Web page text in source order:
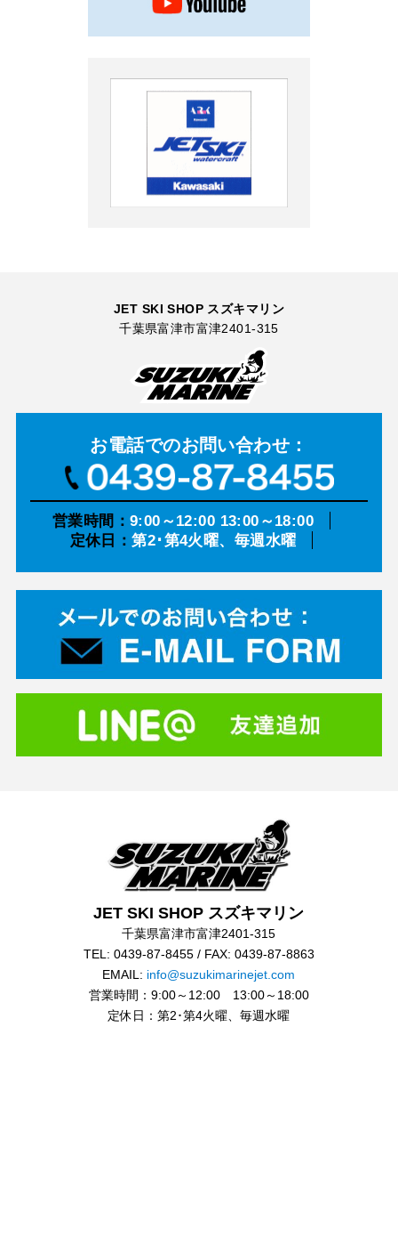
JET SKI SHOP スズキマリン
千葉県富津市富津2401-315
お電話でのお問い合わせ：
営業時間： 9:00～12:00 13:00～18:00
定休日：第2･第4火曜、毎週水曜
JET SKI SHOP スズキマリン
千葉県富津市富津2401-315
TEL: 0439-87-8455 / FAX: 0439-87-8863
EMAIL: info@suzukimarinejet.com
営業時間：9:00～12:00 13:00～18:00
定休日：第2･第4火曜、毎週水曜